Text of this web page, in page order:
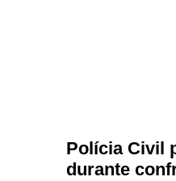
Polícia Civil
durante